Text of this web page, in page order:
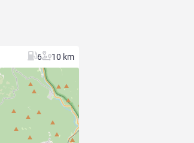
6 10 km